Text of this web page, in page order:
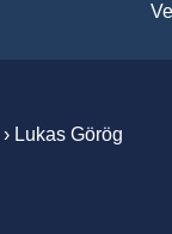
› Lukas Görög